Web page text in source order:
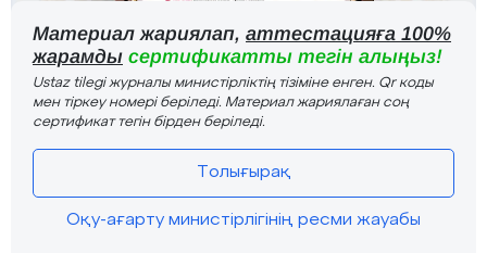
Материал жариялап, аттестацияға 100%
жарамды сертификатты тегін алыңыз!
Ustaz tilegi журналы министірліктің тізіміне енген. Qr коды
мен тіркеу номері беріледі. Материал жариялаған соң
сертификат тегін бірден беріледі.
Толығырақ
Оқу-ағарту министірлігінің ресми жауабы